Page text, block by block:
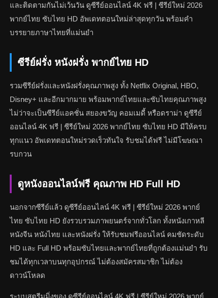
และติดตามกันไม่เว้นวัน ดูซีรีย์ออนไลน์ 4K ฟรี | ซีรีย์ใหม่ 2026
พากย์ไทย ซับไทย HD อัพเดทตอนใหม่ล่าสุดทุกวัน พร้อมคำ
บรรยายภาษาไทยที่แม่นยำ
ซีรีย์ฝรั่ง หนังฝรั่ง พากย์ไทย HD
รวมซีรีย์ฝรั่งและหนังฝรั่งคุณภาพสูง ทั้ง Netflix Original, HBO,
Disney+ และอีกมากมาย พร้อมพากย์ไทยและซับไทยคุณภาพสูง
ไม่ว่าจะเป็นซีรีย์แอคชั่น สยองขวัญ คอมเมดี้ หรือดราม่า ดูซีรีย์
ออนไลน์ 4K ฟรี | ซีรีย์ใหม่ 2026 พากย์ไทย ซับไทย HD มีให้ครบ
ทุกแนว อัพเดทตอนใหม่รวดเร็วทันใจ รับชมได้ฟรี ไม่มีโฆษณา
รบกวน
ดูหนังออนไลน์ฟรี คุณภาพ HD Full HD
นอกจากซีรีย์แล้ว ดูซีรีย์ออนไลน์ 4K ฟรี | ซีรีย์ใหม่ 2026 พากย์
ไทย ซับไทย HD ยังรวบรวมภาพยนตร์จากทั่วโลก ทั้งหนังเกาหลี
หนังจีน หนังไทย และหนังฝรั่ง ให้รับชมฟรีออนไลน์ คมชัดระดับ
HD และ Full HD พร้อมซับไทยและพากย์ไทยที่ถูกต้องแม่นยำ รับ
ชมได้ทุกเวลาบนทุกอุปกรณ์ ไม่ต้องสมัครสมาชิก ไม่ต้อง
ดาวน์โหลด
ระบบสตรีมมิ่งของ ดูซีรีย์ออนไลน์ 4K ฟรี | ซีรีย์ใหม่ 2026 พากย์